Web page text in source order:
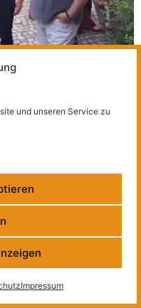
und unseren Service zu
Impressum
seinen 10.
Unterstützern und
Politik und